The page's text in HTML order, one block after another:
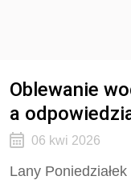
Oblewanie
a
06 kwi 2026
Lany